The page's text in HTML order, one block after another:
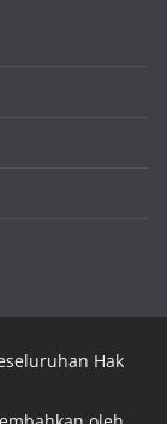
Hak